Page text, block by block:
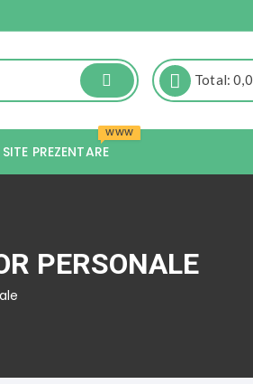
Total:
SITE PREZENTARE
WWW
PERSONALE